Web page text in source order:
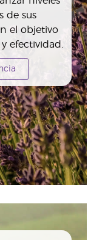
de sus
el objetivo
efectividad.